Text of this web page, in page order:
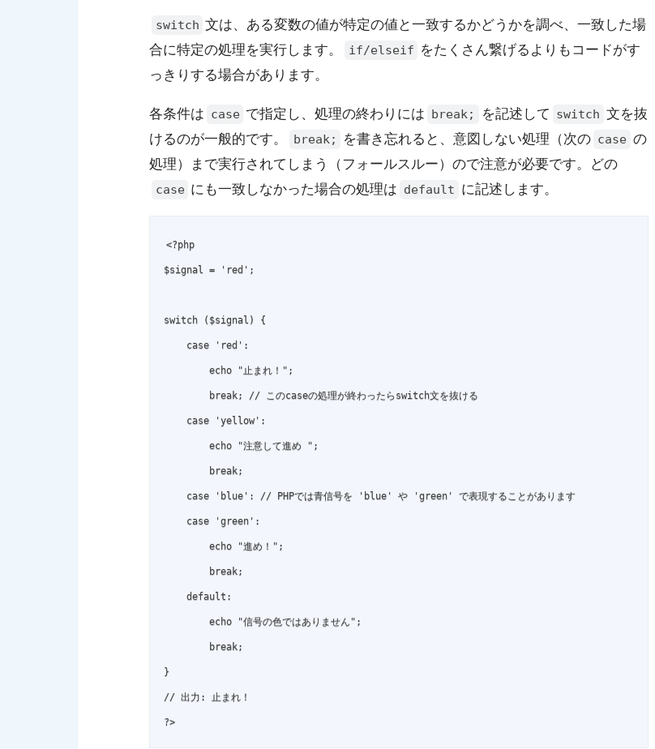
switch 文は、ある変数の値が特定の値と一致するかどうかを調べ、一致した場
合に特定の処理を実行します。
if/elseif をたくさん繋げるよりもコードがす
っきりする場合があります。
各条件は case で指定し、処理の終わりには break; を記述して switch 文を抜
けるのが一般的です。
break; を書き忘れると、意図しない処理（次の case の
処理）まで実行されてしまう（フォールスルー）ので注意が必要です。どの
case にも一致しなかった場合の処理は default に記述します。
<?php
$signal = 'red';
switch ($signal) {
    case 'red':
        echo "止まれ！";
        break; // このcaseの処理が終わったらswitch文を抜ける
    case 'yellow':
        echo "注意して進め ";
        break;
    case 'blue': // PHPでは青信号を 'blue' や 'green' で表現することがあります
    case 'green':
        echo "進め！";
        break;
    default:
        echo "信号の色ではありません";
        break;
}
// 出力: 止まれ！
?>